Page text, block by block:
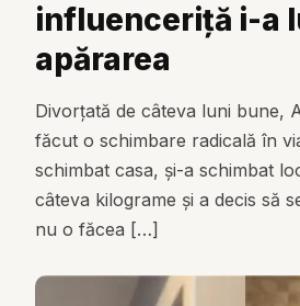
influenceriță i-a
apărarea
Divorțată de câteva luni bune,
făcut o schimbare radicală în
schimbat casa, și-a schimbat
câteva kilograme și a decis să
nu o făcea […]